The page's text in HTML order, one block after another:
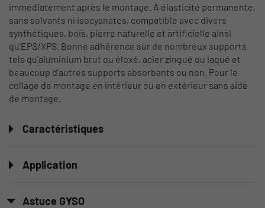
immédiatement après le montage. À élasticité permanente,
sans solvants ni isocyanates, compatible avec divers
synthétiques, bois, pierre naturelle et artificielle ainsi
qu'EPS/XPS. Bonne adhérence sur de nombreux supports
tels qu'aluminium brut ou éloxé, acier zingué ou laqué et
beaucoup d'autres supports absorbants ou non. Pour le
collage de montage en intérieur ou en extérieur sans aide
de montage.
Caractéristiques
Application
Astuce GYSO